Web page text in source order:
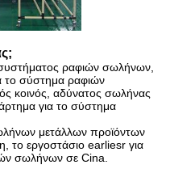
ραφιών σωλήνων,
το σύστημα ραφιών
κοινός, αδύνατος σωλήνας
για το σύστημα
μετάλλων προϊόντων
το εργοστάσιο earliesr για
σωλήνων σε Cina.